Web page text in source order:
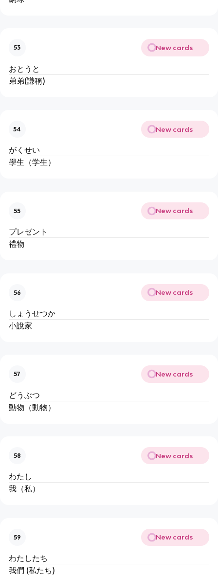
53 New cards
おとうと
弟弟(謙稱)
54 New cards
がくせい
學生（学生）
55 New cards
プレゼント
禮物
56 New cards
しょうせつか
小說家
57 New cards
どうぶつ
動物（動物）
58 New cards
わたし
我（私）
59 New cards
わたしたち
我們 (私たち)